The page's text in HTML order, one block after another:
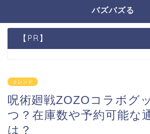
バズバズる
【PR】
トレンド
呪術廻戦ZOZOコラボグ
つ？在庫数や予約可能な
は？